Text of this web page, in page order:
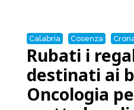
Calabria Cosenza
Rubati i
destinati ai
Oncologia